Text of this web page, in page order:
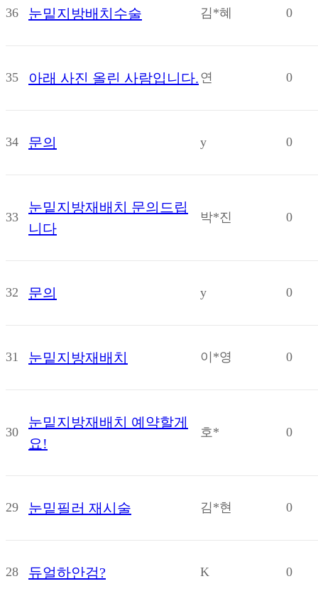
36 눈밑지방배치수술 김*혜 0
35 아래 사진 올린 사람입니다. 연 0
34 문의 y 0
33
눈밑지방재배치 문의드립
니다
박*진 0
32 문의 y 0
31 눈밑지방재배치 이*영 0
30
눈밑지방재배치 예약할게
요!
호* 0
29 눈밑필러 재시술 김*현 0
28 듀얼하안검? K 0